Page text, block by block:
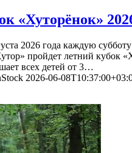
«Хуторёнок»
2026 года каждую субботу
пройдет летний кубок
всех детей от 3…
2026-06-